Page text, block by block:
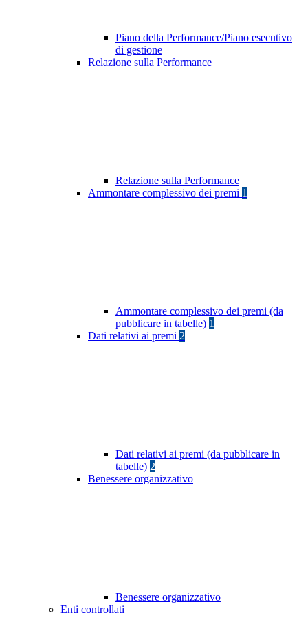
Piano della Performance/Piano esecutivo
di gestione
Relazione sulla Performance
Relazione sulla Performance
Ammontare complessivo dei premi 1
Ammontare complessivo dei premi (da
pubblicare in tabelle) 1
Dati relativi ai premi 2
Dati relativi ai premi (da pubblicare in
tabelle) 2
Benessere organizzativo
Benessere organizzativo
Enti controllati